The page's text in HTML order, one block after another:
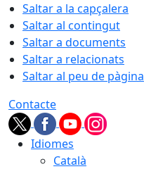
Saltar a la capçalera
Saltar al contingut
Saltar a documents
Saltar a relacionats
Saltar al peu de pàgina
Contacte
Idiomes
Català